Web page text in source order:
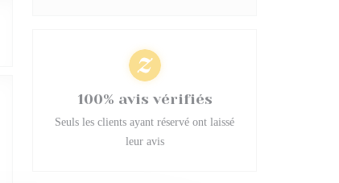
100% avis vérifiés
Seuls les clients ayant réservé ont laissé
leur avis